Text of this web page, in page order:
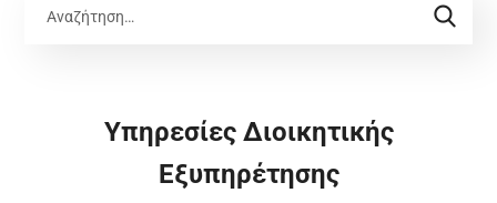
Υπηρεσίες Διοικητικής
Εξυπηρέτησης